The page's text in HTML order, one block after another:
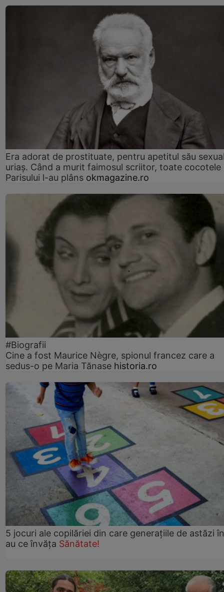
Era adorat de prostituate, pentru apetitul său
uriaș. Când a murit faimosul scriitor, toate cocotele
Parisului l-au plâns okmagazine.ro
#Biografii
Cine a fost Maurice Nègre, spionul francez care a
sedus-o pe Maria Tănase historia.ro
5 jocuri ale copilăriei din care generațiile de astăzi
au ce învăța Sănătate!